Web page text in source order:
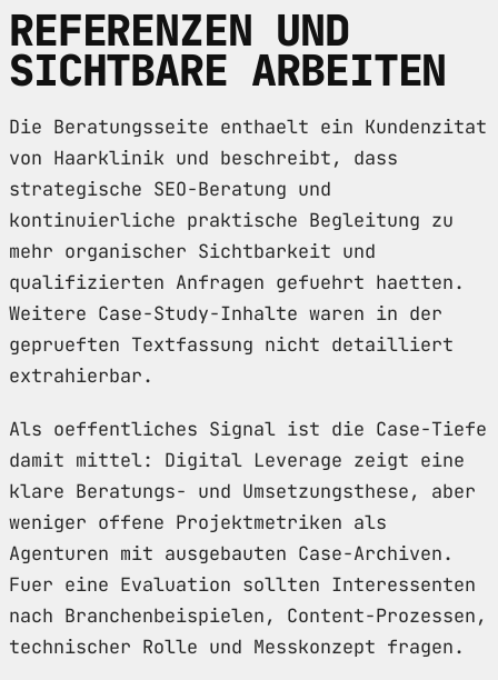
REFERENZEN UND
SICHTBARE ARBEITEN
Die Beratungsseite enthaelt ein Kundenzitat
von Haarklinik und beschreibt, dass
strategische SEO-Beratung und
kontinuierliche praktische Begleitung zu
mehr organischer Sichtbarkeit und
qualifizierten Anfragen gefuehrt haetten.
Weitere Case-Study-Inhalte waren in der
geprueften Textfassung nicht detailliert
extrahierbar.
Als oeffentliches Signal ist die Case-Tiefe
damit mittel: Digital Leverage zeigt eine
klare Beratungs- und Umsetzungsthese, aber
weniger offene Projektmetriken als
Agenturen mit ausgebauten Case-Archiven.
Fuer eine Evaluation sollten Interessenten
nach Branchenbeispielen, Content-Prozessen,
technischer Rolle und Messkonzept fragen.